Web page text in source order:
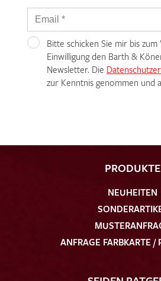
Bitte schicken Sie mir bis
Einwilligung den Barth &
Newsletter. Die
zur Kenntnis genommen und
PRODUKTE
NEUHEITEN
ANFRAGE FARBKARTE /